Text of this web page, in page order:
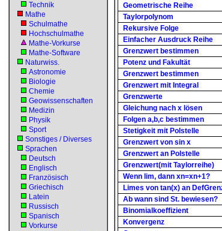
Technik
Mathe
Schulmathe
Hochschulmathe
Mathe-Vorkurse
Mathe-Software
Naturwiss.
Astronomie
Biologie
Chemie
Geowissenschaften
Medizin
Physik
Sport
Sonstiges / Diverses
Sprachen
Deutsch
Englisch
Französisch
Griechisch
Latein
Russisch
Spanisch
Vorkurse
Geometrische Reihe
Taylorpolynom
Rekursive Folge
Einfacher Ausdruck Reihe
Grenzwert bestimmen
Potenz und Fakultät
Grenzwert bestimmen
Grenzwert mit Integral
Grenzwerte
Gleichung nach x lösen
Folgen a,b,c bestimmen
Stetigkeit mit Polstelle
Grenzwert von sin x
Grenzwert an Polstelle
Grenzwert(mit Taylorreihe)
Wenn lim, dann xn=xn+1?
Limes von tan(x) an
Ab wann sind St. bewiesen?
Binomialkoeffizient
Konvergenz